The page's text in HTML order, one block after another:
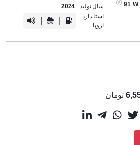
W
91
سال تولید : 2024
استاندارد
اروپا :
تومان